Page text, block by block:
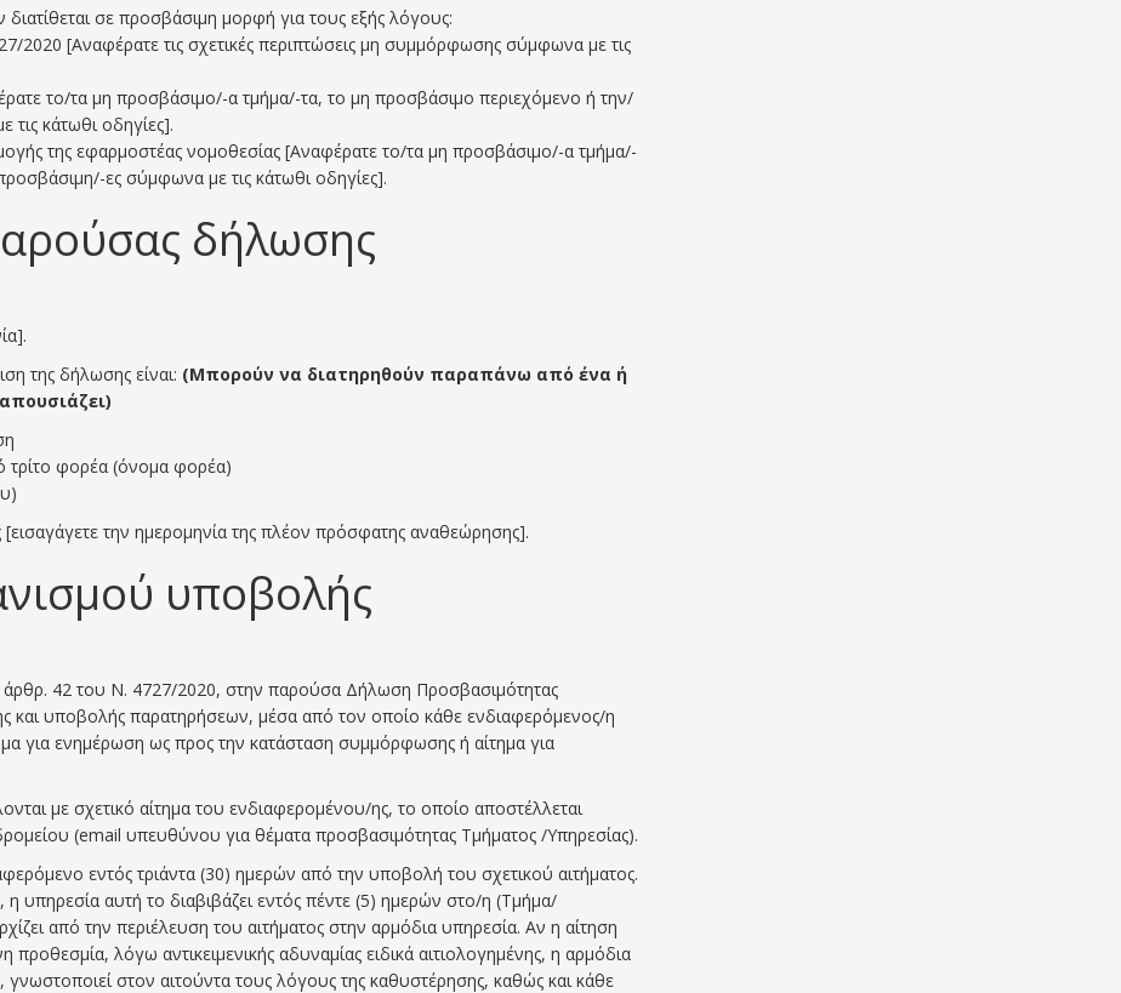
σε προσβάσιμη μορφή για τους εξής λόγους:
2020 [Αναφέρατε τις σχετικές περιπτώσεις μη συμμόρφωσης σύμφωνα με τις
το/τα μη προσβάσιμο/-α τμήμα/-τα, το μη προσβάσιμο περιεχόμενο ή την/
τις κάτωθι οδηγίες].
της εφαρμοστέας νομοθεσίας [Αναφέρατε το/τα μη προσβάσιμο/-α τμήμα/-
ες σύμφωνα με τις κάτωθι οδηγίες].
δήλωσης
της δήλωσης είναι: (Μπορούν να διατηρηθούν παραπάνω από ένα ή
τρίτο φορέα (όνομα φορέα)
την ημερομηνία της πλέον πρόσφατης αναθεώρησης].
υποβολής
42 του Ν. 4727/2020, στην παρούσα Δήλωση Προσβασιμότητας
και υποβολής παρατηρήσεων, μέσα από τον οποίο κάθε ενδιαφερόμενος/η
για ενημέρωση ως προς την κατάσταση συμμόρφωσης ή αίτημα για
με σχετικό αίτημα του ενδιαφερομένου/ης, το οποίο αποστέλλεται
(email υπευθύνου για θέματα προσβασιμότητας Τμήματος /Υπηρεσίας).
εντός τριάντα (30) ημερών από την υποβολή του σχετικού αιτήματος.
υπηρεσία αυτή το διαβιβάζει εντός πέντε (5) ημερών στο/η (Τμήμα/
από την περιέλευση του αιτήματος στην αρμόδια υπηρεσία. Αν η αίτηση
λόγω αντικειμενικής αδυναμίας ειδικά αιτιολογημένης, η αρμόδια
στον αιτούντα τους λόγους της καθυστέρησης, καθώς και κάθε